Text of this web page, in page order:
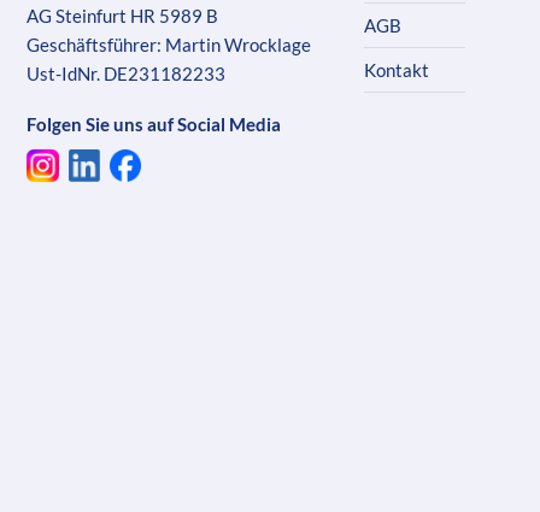
AG Steinfurt HR 5989 B
Geschäftsführer: Martin Wrocklage
Ust-IdNr. DE231182233
Folgen Sie uns auf Social Media
AGB
Kontakt